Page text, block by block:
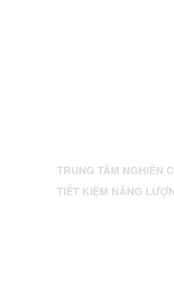
TRUNG TÂM NGHIÊN
TIẾT KIỆM NĂNG